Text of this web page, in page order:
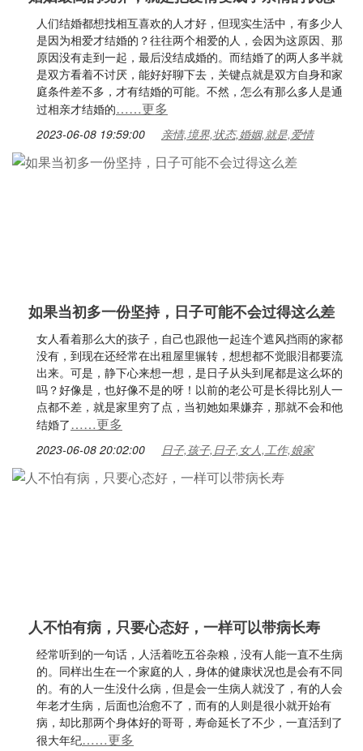
人们结婚都想找相互喜欢的人才好，但现实生活中，有多少人
是因为相爱才结婚的？往往两个相爱的人，会因为这原因、那
原因没有走到一起，最后没结成婚的。而结婚了的两人多半就
是双方看着不讨厌，能好好聊下去，关键点就是双方自身和家
庭条件差不多，才有结婚的可能。不然，怎么有那么多人是通
过相亲才结婚的……更多
2023-06-08 19:59:00 亲情,境界,状态,婚姻,就是,爱情
如果当初多一份坚持，日子可能不会过得这么差
女人看着那么大的孩子，自己也跟他一起连个遮风挡雨的家都
没有，到现在还经常在出租屋里辗转，想想都不觉眼泪都要流
出来。可是，静下心来想一想，是日子从头到尾都是这么坏的
吗？好像是，也好像不是的呀！以前的老公可是长得比别人一
点都不差，就是家里穷了点，当初她如果嫌弃，那就不会和他
结婚了……更多
2023-06-08 20:02:00 日子,孩子,日子,女人,工作,娘家
人不怕有病，只要心态好，一样可以带病长寿
经常听到的一句话，人活着吃五谷杂粮，没有人能一直不生病
的。同样出生在一个家庭的人，身体的健康状况也是会有不同
的。有的人一生没什么病，但是会一生病人就没了，有的人会
年老才生病，后面也治愈不了，而有的人则是很小就开始有
病，却比那两个身体好的哥哥，寿命延长了不少，一直活到了
很大年纪……更多